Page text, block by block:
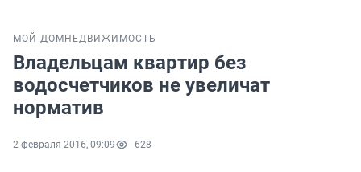
МОЙ ДОМ НЕДВИЖИМОСТЬ
Владельцам квартир без
водосчетчиков не увеличат
норматив
2 февраля 2016, 09:09 628